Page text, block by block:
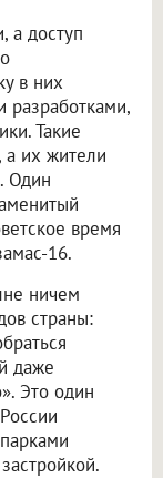
а доступ
в них
разработками,
Такие
а их жители
Один
время
16.
ничем
страны:
даже
Это один